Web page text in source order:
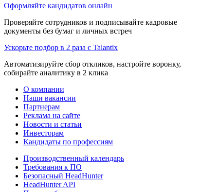
Оформляйте кандидатов онлайн
Проверяйте сотрудников и подписывайте кадровые
документы без бумаг и личных встреч
Ускорьте подбор в 2 раза с Talantix
Автоматизируйте сбор откликов, настройте воронку,
собирайте аналитику в 2 клика
О компании
Наши вакансии
Партнерам
Реклама на сайте
Новости и статьи
Инвесторам
Кандидаты по профессиям
Производственный календарь
Требования к ПО
Безопасный HeadHunter
HeadHunter API